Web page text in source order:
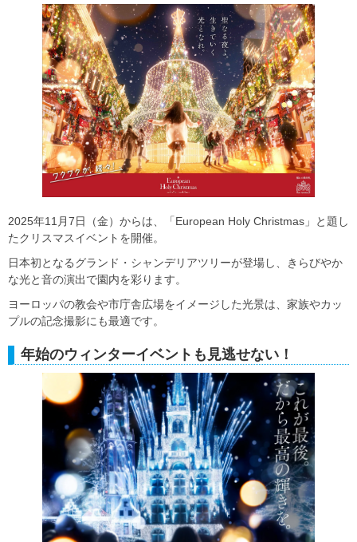
2025年11月7日（金）からは、「European Holy Christmas」と題し
たクリスマスイベントを開催。
日本初となるグランド・シャンデリアツリーが登場し、きらびやか
な光と音の演出で園内を彩ります。
ヨーロッパの教会や市庁舎広場をイメージした光景は、家族やカッ
プルの記念撮影にも最適です。
年始のウィンターイベントも見逃せない！